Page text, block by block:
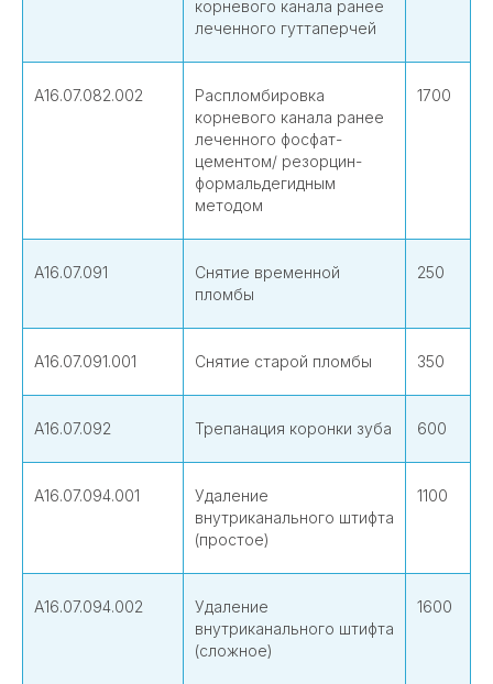
корневого канала ранее
леченного гуттаперчей
А16.07.082.002
Распломбировка
корневого канала ранее
леченного фосфат-
цементом/ резорцин-
формальдегидным
методом
1700
А16.07.091
Снятие временной
пломбы
250
А16.07.091.001 Снятие старой пломбы 350
А16.07.092 Трепанация коронки зуба 600
А16.07.094.001
Удаление
внутриканального штифта
(простое)
1100
А16.07.094.002
Удаление
внутриканального штифта
(сложное)
1600